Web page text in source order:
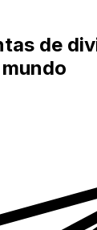
de